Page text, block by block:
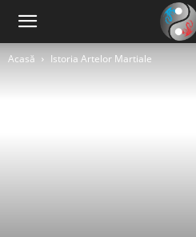
Acasă Istoria Artelor Martiale